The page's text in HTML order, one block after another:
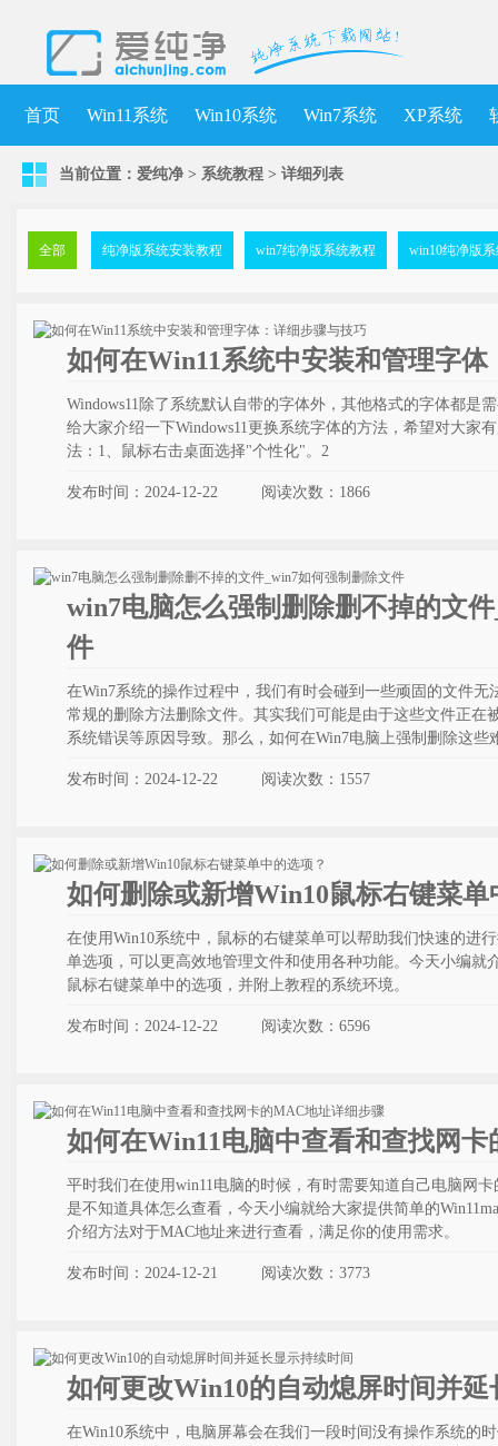
首页 Win11系统 Win10系统 Win7系统 XP系统
当前位置： 爱纯净 > 系统教程 > 详细列表
全部 纯净版系统安装教程 win7纯净版系统教程 win10纯净版
如何在Win11系统中安装和管理字
Windows11除了系统默认自带的字体外，其他格式的字体都是
给大家介绍一下Windows11更换系统字体的方法，希望对大家
法：1、鼠标右击桌面选择"个性化"。2
发布时间：2024-12-22 阅读次数： 1866
win7电脑怎么强制删除删不掉的文
件
在Win7系统的操作过程中，我们有时会碰到一些顽固的文件
常规的删除方法删除文件。其实我们可能是由于这些文件正在
系统错误等原因导致。那么，如何在Win7电脑上强制删除这些
发布时间：2024-12-22 阅读次数： 1557
如何删除或新增Win10鼠标右键菜单
在使用Win10系统中，鼠标的右键菜单可以帮助我们快速的进
单选项，可以更高效地管理文件和使用各种功能。今天小编就
鼠标右键菜单中的选项，并附上教程的系统环境。
发布时间：2024-12-22 阅读次数： 6596
如何在Win11电脑中查看和查找网
平时我们在使用win11电脑的时候，有时需要知道自己电脑网
是不知道具体怎么查看，今天小编就给大家提供简单的
介绍方法对于MAC地址来进行查看，满足你的使用需求。
发布时间：2024-12-21 阅读次数： 3773
如何更改Win10的自动熄屏时间并
在Win10系统中，电脑屏幕会在我们一段时间没有操作系统的